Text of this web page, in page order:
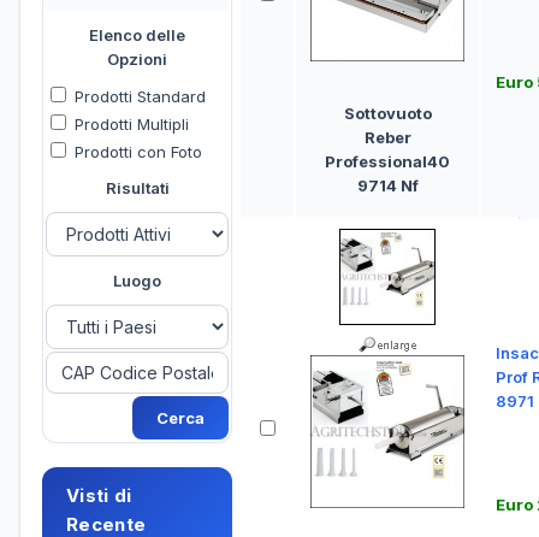
Elenco delle
Opzioni
Prodotti Standard
Prodotti Multipli
Prodotti con Foto
Risultati
Luogo
Visti di
Recente
Sottovuoto
Reber
Professional40
9714 Nf
Euro
Prof
8971